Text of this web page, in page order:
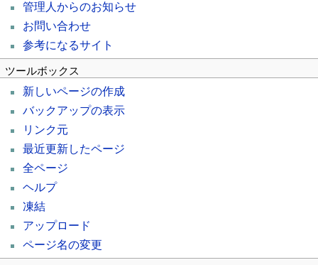
管理人からのお知らせ
お問い合わせ
参考になるサイト
ツールボックス
新しいページの作成
バックアップの表示
リンク元
最近更新したページ
全ページ
ヘルプ
凍結
アップロード
ページ名の変更